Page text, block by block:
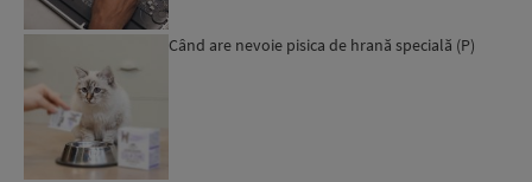
Când are nevoie pisica de hrană specială (P)